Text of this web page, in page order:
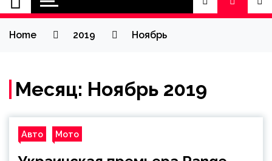
Home 2019 Ноябрь
Месяц: Ноябрь 2019
Авто Мото